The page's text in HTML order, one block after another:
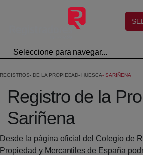
Salta al contingut principal
REGISTROS DE LA PROPIEDAD HUESCA SARIÑENA
Registro de la
Sariñena
Desde la página oficial del Colegio de
Propiedad y Mercantiles de España